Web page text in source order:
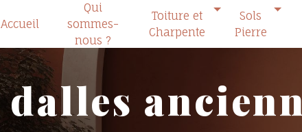
Accueil
Qui
sommes-
nous ?
Toiture et
Charpente
Sols
Pierre
dalles